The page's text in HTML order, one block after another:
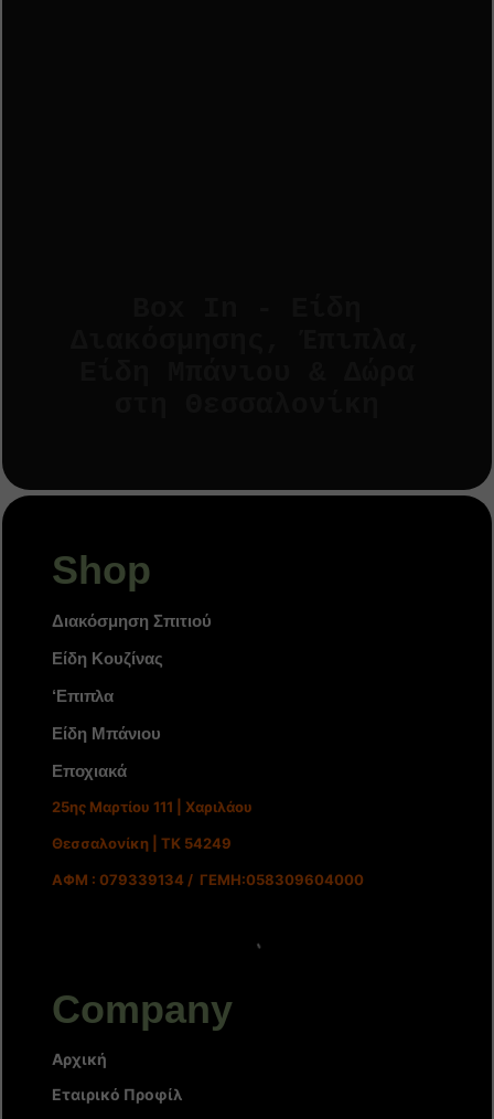
Shop
Διακόσμηση Σπιτιού
Είδη Κουζίνας
‘Επιπλα
Είδη Μπάνιου
Εποχιακά
25ης Μαρτίου 111 | Χαριλάου
Θεσσαλονίκη | ΤΚ 54249
ΑΦΜ : 079339134 / ΓΕΜΗ:058309604000
Company
Αρχική
Εταιρικό Προφίλ